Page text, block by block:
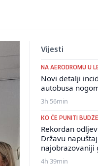
Vijesti
NA AERODROMU U
Novi detalji
autobusa
3h 56min
KO ĆE PUNITI
Rekordan
Državu
najobrazovaniji
4h 39min